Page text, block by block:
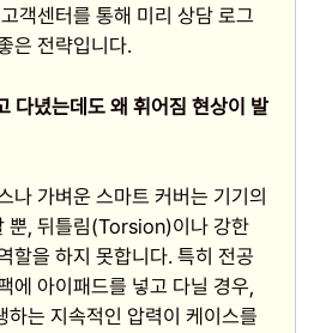
객센터를 통해 미리 상담 로그
은 전략입니다.
다녔는데도 왜 휘어짐 현상이 발
나 가벼운 스마트 커버는 기기의
뿐, 뒤틀림(Torsion)이나 강한
할을 하지 못합니다. 특히 전공
에 아이패드를 넣고 다닐 경우,
하는 지속적인 압력이 케이스를